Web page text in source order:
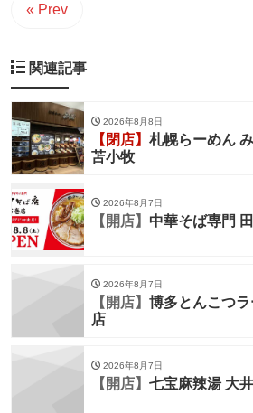
« Prev
関連記事
2026年8月8日
【閉店】 札幌らーめん
苫小牧
2026年8月7日
【開店】 中華そば専門
2026年8月7日
【開店】 博多とんこつラ
店
2026年8月7日
【開店】 七宝麻辣湯 大